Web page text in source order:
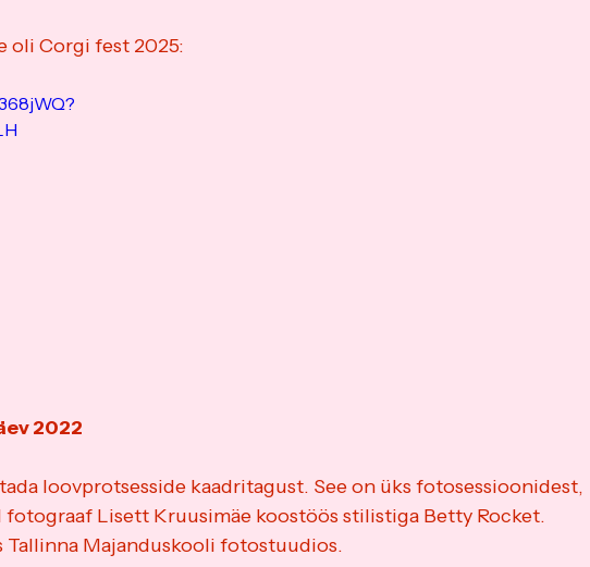
oli Corgi fest 2025:
2022
loovprotsesside kaadritagust. See on üks fotosessioonidest,
fotograaf Lisett Kruusimäe koostöös stilistiga Betty Rocket.
Tallinna Majanduskooli fotostuudios.